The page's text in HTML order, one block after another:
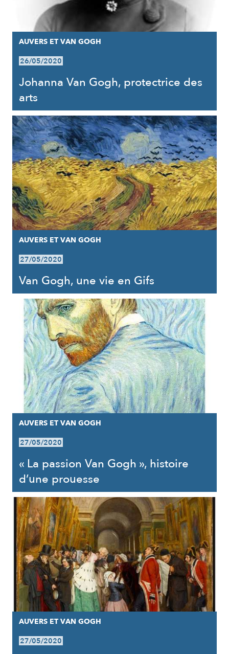
AUVERS ET VAN GOGH
26/05/2020
Johanna Van Gogh, protectrice des
arts
AUVERS ET VAN GOGH
27/05/2020
Van Gogh, une vie en Gifs
AUVERS ET VAN GOGH
27/05/2020
« La passion Van Gogh », histoire
d’une prouesse
AUVERS ET VAN GOGH
27/05/2020